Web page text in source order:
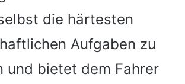
die härtesten
Aufgaben zu
und bietet dem Fahrer